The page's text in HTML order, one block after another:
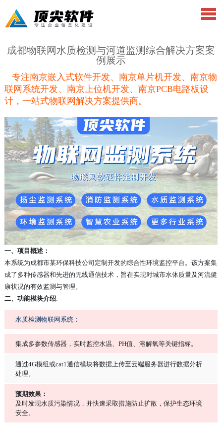
成都物联网水质检测与河道监测综合解决方案案
例展示
专注南京嵌入式软件开发、南京单片机开发、南京物
联网系统开发、南京上位机开发、南京PCB电路板设
计，一站式物联网解决方案提供商。
一、项目概述：
本系统为成都市某环保科技公司定制开发的综合性环境监控平台。该方案集
成了多种传感器和先进的无线通信技术，旨在实现对城市水体质量及河流健
康状况的有效监测与管理。
二、功能模块介绍:
水质检测物联网系统：
集成多参数传感器，实时监控水温、PH值、溶解氧等关键指标。
通过4G模组或cat1通信模块将数据上传至云端服务器进行数据分析
处理。
预期效果：
及时发现水质污染情况，并快速采取措施防止扩散，保护生态环境
安全。